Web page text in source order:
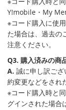
Y!mobile・My
※コード購入に使
た場合は、過去の
注意ください。
Q3. 購入済みの商
A. 誠に申し訳ご
約変更などをされ
※コード購入時と
グインされた場合